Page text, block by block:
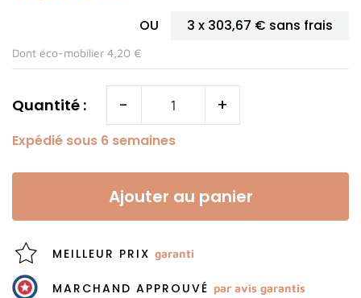
OU 3 x 303,67 € sans frais
Dont éco-mobilier 4,20 €
Quantité : - +
Expédié sous 6 semaines
Ajouter au panier
MEILLEUR PRIX garanti
MARCHAND APPROUVÉ par avis garantis